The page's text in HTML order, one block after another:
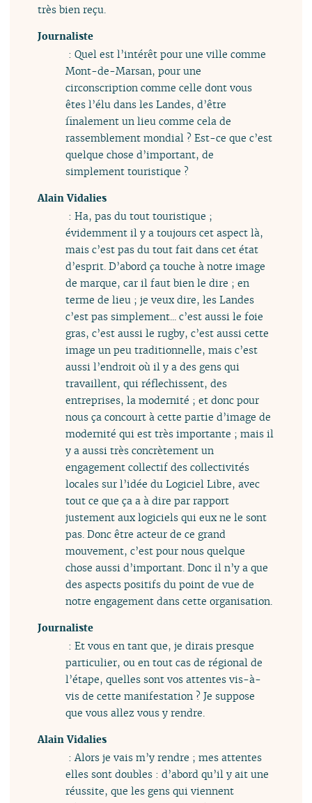
très bien reçu.
Journaliste
: Quel est l’intérêt pour une ville comme
Mont-de-Marsan, pour une
circonscription comme celle dont vous
êtes l’élu dans les Landes, d’être
finalement un lieu comme cela de
rassemblement mondial ? Est-ce que c’est
quelque chose d’important, de
simplement touristique ?
Alain Vidalies
: Ha, pas du tout touristique ;
évidemment il y a toujours cet aspect là,
mais c’est pas du tout fait dans cet état
d’esprit. D’abord ça touche à notre image
de marque, car il faut bien le dire ; en
terme de lieu ; je veux dire, les Landes
c’est pas simplement... c’est aussi le foie
gras, c’est aussi le rugby, c’est aussi cette
image un peu traditionnelle, mais c’est
aussi l’endroit où il y a des gens qui
travaillent, qui réflechissent, des
entreprises, la modernité ; et donc pour
nous ça concourt à cette partie d’image de
modernité qui est très importante ; mais il
y a aussi très concrètement un
engagement collectif des collectivités
locales sur l’idée du Logiciel Libre, avec
tout ce que ça a à dire par rapport
justement aux logiciels qui eux ne le sont
pas. Donc être acteur de ce grand
mouvement, c’est pour nous quelque
chose aussi d’important. Donc il n’y a que
des aspects positifs du point de vue de
notre engagement dans cette organisation.
Journaliste
: Et vous en tant que, je dirais presque
particulier, ou en tout cas de régional de
l’étape, quelles sont vos attentes vis-à-
vis de cette manifestation ? Je suppose
que vous allez vous y rendre.
Alain Vidalies
: Alors je vais m’y rendre ; mes attentes
elles sont doubles : d’abord qu’il y ait une
réussite, que les gens qui viennent